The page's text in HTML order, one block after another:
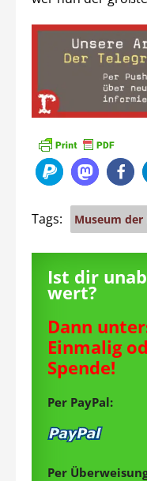
Tags: Museum der
Ist dir
wert?
Dann
Einmalig
Spende!
Per PayPal:
Per